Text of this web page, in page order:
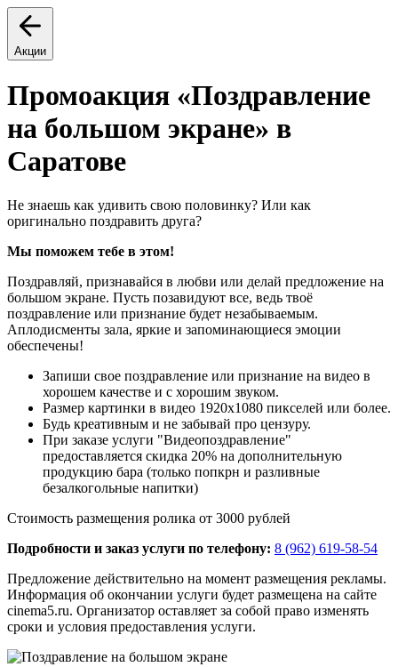
Акции
Промоакция «Поздравление
на большом экране» в
Саратове
Не знаешь как удивить свою половинку? Или как
оригинально поздравить друга?
Мы поможем тебе в этом!
Поздравляй, признавайся в любви или делай предложение на
большом экране. Пусть позавидуют все, ведь твоё
поздравление или признание будет незабываемым.
Аплодисменты зала, яркие и запоминающиеся эмоции
обеспечены!
Запиши свое поздравление или признание на видео в
хорошем качестве и с хорошим звуком.
Размер картинки в видео 1920х1080 пикселей или более.
Будь креативным и не забывай про цензуру.
При заказе услуги "Видеопоздравление"
предоставляется скидка 20% на дополнительную
продукцию бара (только попкрн и разливные
безалкогольные напитки)
Стоимость размещения ролика от 3000 рублей
Подробности и заказ услуги по телефону: 8 (962) 619-58-54
Предложение действительно на момент размещения рекламы.
Информация об окончании услуги будет размещена на сайте
cinema5.ru. Организатор оставляет за собой право изменять
сроки и условия предоставления услуги.